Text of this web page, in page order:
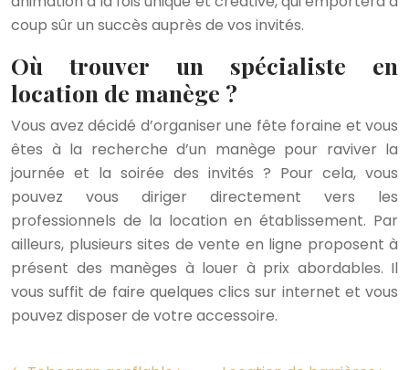
coup sûr un succès auprès de vos invités.
Où trouver un spécialiste en
location de manège ?
Vous avez décidé d’organiser une fête foraine et vous
êtes à la recherche d’un manège pour raviver la
journée et la soirée des invités ? Pour cela, vous
pouvez vous diriger directement vers les
professionnels de la location en établissement. Par
ailleurs, plusieurs sites de vente en ligne proposent à
présent des manèges à louer à prix abordables. Il
vous suffit de faire quelques clics sur internet et vous
pouvez disposer de votre accessoire.